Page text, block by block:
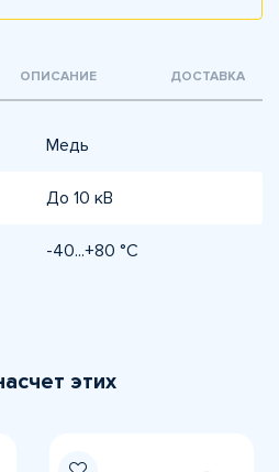
ОПИСАНИЕ ДОСТАВКА
Медь
До 10 кВ
-40...+80 °C
этих